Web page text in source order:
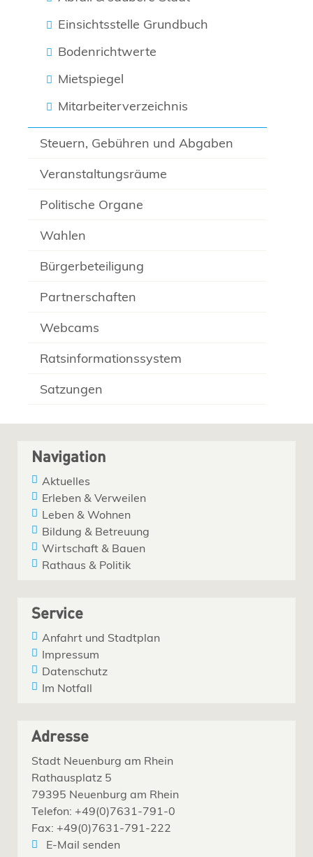
Einsichtsstelle Grundbuch
Bodenrichtwerte
Mietspiegel
Mitarbeiterverzeichnis
Steuern, Gebühren und Abgaben
Veranstaltungsräume
Politische Organe
Wahlen
Bürgerbeteiligung
Partnerschaften
Webcams
Ratsinformationssystem
Satzungen
Navigation
Aktuelles
Erleben & Verweilen
Leben & Wohnen
Bildung & Betreuung
Wirtschaft & Bauen
Rathaus & Politik
Service
Anfahrt und Stadtplan
Impressum
Datenschutz
Im Notfall
Adresse
Stadt Neuenburg am Rhein
Rathausplatz 5
79395 Neuenburg am Rhein
Telefon: +49(0)7631-791-0
Fax: +49(0)7631-791-222
E-Mail senden